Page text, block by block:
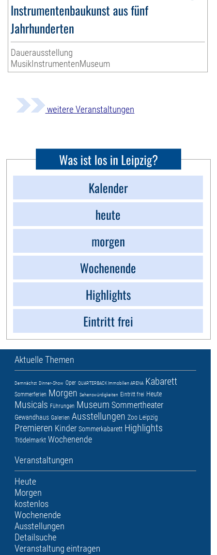
Instrumentenbaukunst aus fünf
Jahrhunderten
Dauerausstellung
MusikInstrumentenMuseum
weitere Veranstaltungen
Was ist los in Leipzig?
Kalender
heute
morgen
Wochenende
Highlights
Eintritt frei
Aktuelle Themen
Demnächst Dinner-Show Oper QUARTERBACK Immobilien ARENA Kabarett
Sommerferien Morgen Sehenswürdigkeiten Eintritt frei Heute
Musicals Führungen Museum Sommertheater
Gewandhaus Galerien Ausstellungen Zoo Leipzig
Premieren Kinder Sommerkabarett Highlights
Trödelmarkt Wochenende
Veranstaltungen
Heute
Morgen
kostenlos
Wochenende
Ausstellungen
Detailsuche
Veranstaltung eintragen